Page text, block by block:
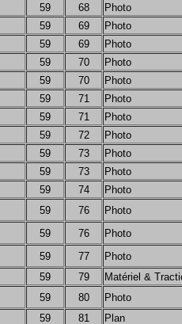
59 68
Photo
59 69
Photo
59 69
Photo
59 70
Photo
59 70
Photo
59 71
Photo
59 71
Photo
59 72
Photo
59 73
Photo
59 73
Photo
59 74
Photo
59 76
Photo
59 76
Photo
59 77
Photo
59 79
Matériel &
59 80
Photo
59 81
Plan